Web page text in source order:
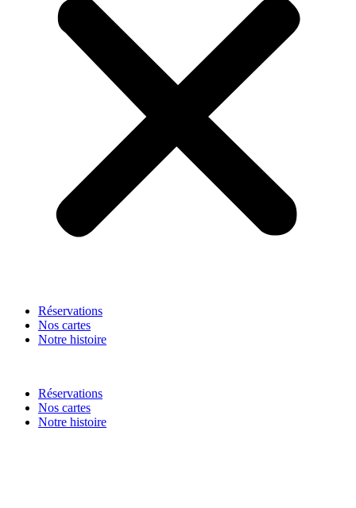
Réservations
Nos cartes
Notre histoire
Réservations
Nos cartes
Notre histoire